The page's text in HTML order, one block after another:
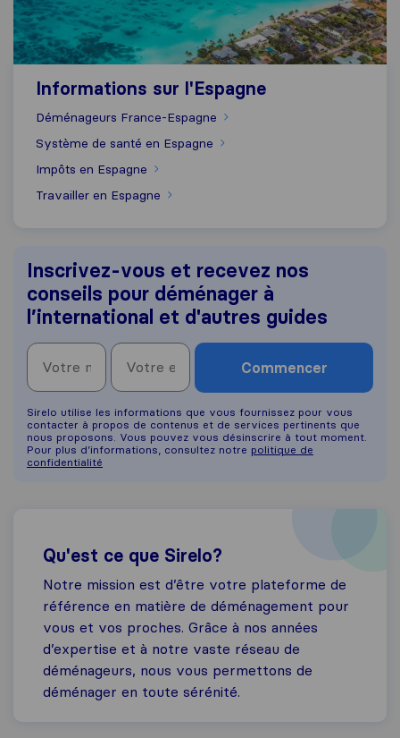
Informations sur l'Espagne
Déménageurs France-Espagne
Système de santé en Espagne
Impôts en Espagne
Travailler en Espagne
Inscrivez-vous et recevez nos
conseils pour déménager à
l’international et d'autres guides
Commencer
Sirelo utilise les informations que vous fournissez pour vous
contacter à propos de contenus et de services pertinents que
nous proposons. Vous pouvez vous désinscrire à tout moment.
Pour plus d’informations, consultez notre politique de
confidentialité
Qu'est ce que Sirelo?
Notre mission est d’être votre plateforme de
référence en matière de déménagement pour
vous et vos proches. Grâce à nos années
d’expertise et à notre vaste réseau de
déménageurs, nous vous permettons de
déménager en toute sérénité.